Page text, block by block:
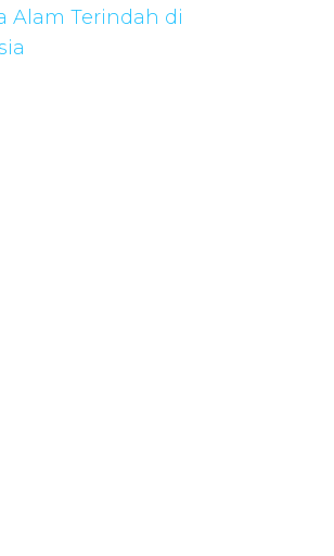
Alam Terindah di